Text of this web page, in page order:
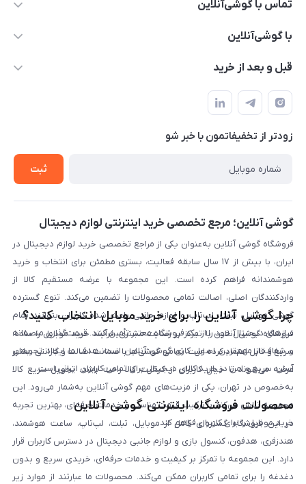
تماس با گوشی‌آنلاین
۰۲۱91001221
با گوشی‌آنلاین
درباره ما
حساب کاربری
حریم خصوصی
بلاگ
قبل و بعد از خرید
نحوه خرید از گوشی آنلاین
شرایط ضمانت هفت روزه
روش ارسال کالا در گوشی آنلاین
روش بازگردانی کالا
زودتر از تخفیفاتمون با خبر شو
ثبت
گوشی آنلاین؛ مرجع تخصصی خرید اینترنتی لوازم دیجیتال
فروشگاه گوشی آنلاین به‌عنوان یکی از مراجع تخصصی خرید لوازم دیجیتال در
ایران، با بیش از ۱۷ سال سابقه فعالیت، بستری مطمئن برای انتخاب و خرید
هوشمندانه فراهم کرده است. این مجموعه با عرضه مستقیم کالا از
واردکنندگان اصلی، اصالت تمامی محصولات را تضمین می‌کند. تنوع گسترده
گوشی موبایل، تبلت، لپ‌تاپ و لوازم جانبی باعث شده کاربران بتوانند تمام
نیازهای دیجیتال خود را از یک فروشگاه معتبر تأمین کنند. قیمت‌گذاری منصفانه
و شفاف از مهم‌ترین اصول کاری گوشی آنلاین است. هدف ما ایجاد تجربه‌ای
آسان، سریع و امن در خرید کالای دیجیتال برای تمامی کاربران ایرانی است.
چرا گوشی آنلاین را برای خرید موبایل انتخاب کنید؟
فروشگاه گوشی آنلاین با تمرکز بر رضایت مشتری، فرآیند خرید موبایل را ساده،
سریع و قابل اعتماد کرده است. تمامی گوشی‌ها با ضمانت اصالت و گارانتی معتبر
عرضه می‌شوند تا خیال کاربران از کیفیت کالا راحت باشد. تحویل سریع کالا
به‌خصوص در تهران، یکی از مزیت‌های مهم گوشی آنلاین به‌شمار می‌رود. این
مجموعه تلاش می‌کند با ترکیب قیمت مناسب و خدمات حرفه‌ای، بهترین تجربه
خرید موبایل را برای کاربران فراهم کند.
محصولات فروشگاه اینترنتی گوشی آنلاین
در این فروشگاه گستره‌ای کامل از موبایل، تبلت، لپ‌تاپ، ساعت هوشمند،
هندزفری، هدفون، کنسول بازی و لوازم جانبی دیجیتال در دسترس کاربران قرار
دارد. این مجموعه با تمرکز بر کیفیت و خدمات حرفه‌ای، خریدی سریع و بدون
دغدغه را برای تمامی کاربران ممکن می‌کند. محصولات ما عبارتند از موارد زیر